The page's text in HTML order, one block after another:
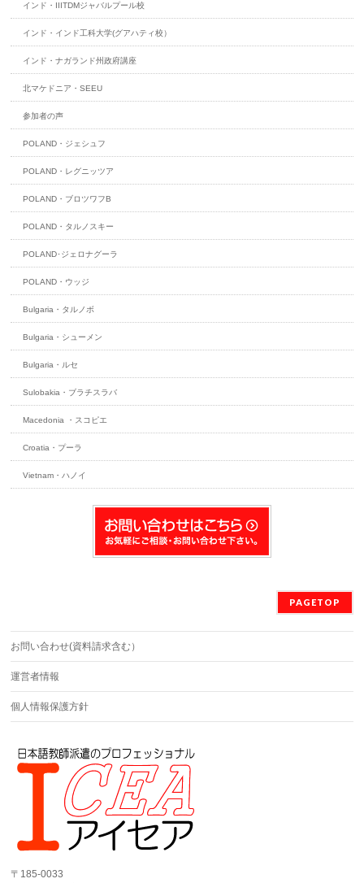
インド・IIITDMジャバルプール校
インド・インド工科大学(グアハティ校）
インド・ナガランド州政府講座
北マケドニア・SEEU
参加者の声
POLAND・ジェシュフ
POLAND・レグニッツア
POLAND・ブロツワフB
POLAND・タルノスキー
POLAND･ジェロナグーラ
POLAND・ウッジ
Bulgaria・タルノボ
Bulgaria・シューメン
Bulgaria・ルセ
Sulobakia・ブラチスラバ
Macedonia ・スコピエ
Croatia・プーラ
Vietnam・ハノイ
PAGETOP
お問い合わせ(資料請求含む）
運営者情報
個人情報保護方針
〒185-0033